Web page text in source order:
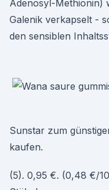
Adenosyl-Methionin)
Galenik verkapselt -
den sensiblen
Sunstar zum
kaufen.
(5). 0,95 €. (0,48 €/